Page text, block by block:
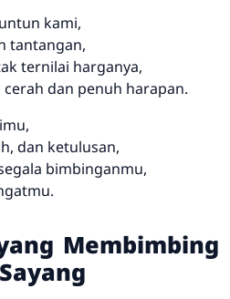
kami,
tantangan,
ternilai harganya,
dan penuh harapan.
dan ketulusan,
bimbinganmu,
Membimbing